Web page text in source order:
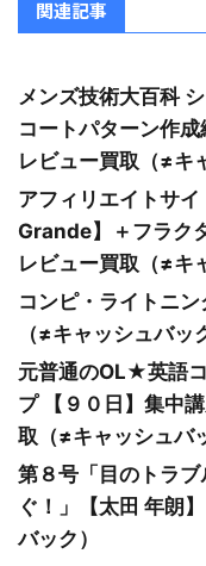
関連記事
メンズ技術大百科
コートパターン作
レビュー買取（≠キ
アフィリエイトサ
Grande】＋フラク
レビュー買取（≠キ
コンピ・ライトニ
（≠キャッシュバッ
元普通のOL★英語
プ 【９０日】集中
取（≠キャッシュバ
第８号「目のトラ
ぐ！」【太田 年朗
バック）